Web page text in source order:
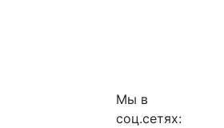
Мы в
соц.сетях: